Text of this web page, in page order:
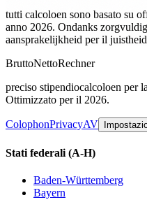
tutti calcoloen sono basato su
anno 2026. Ondanks
aansprakelijkheid per il
BruttoNettoRechner
preciso stipendiocalcoloen per
Ottimizzato per il 2026.
ColophonPrivacyAV
Stati federali (A-H)
Baden-Württemberg
Bayern